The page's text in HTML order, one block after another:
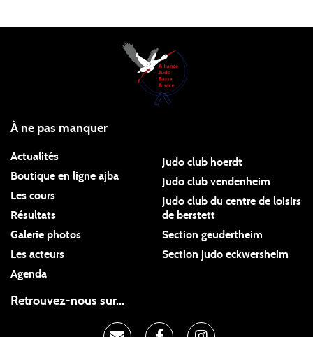
À ne pas manquer
Actualités
Boutique en ligne ajba
Les cours
Résultats
Galerie photos
Les acteurs
Agenda
Judo club hoerdt
Judo club vendenheim
Judo club du centre de loisirs
de berstett
Section geudertheim
Section judo eckwersheim
Retrouvez-nous sur...